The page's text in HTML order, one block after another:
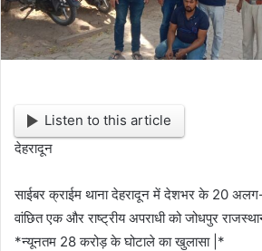
Listen to this article
देहरादून
साईबर क्राईम थाना देहरादून में देशभर के 20 अलग-
वांछित एक और राष्ट्रीय अपराधी को जोधपुर
*न्यूनतम 28 करोड़ के घोटाले का खुलासा |*